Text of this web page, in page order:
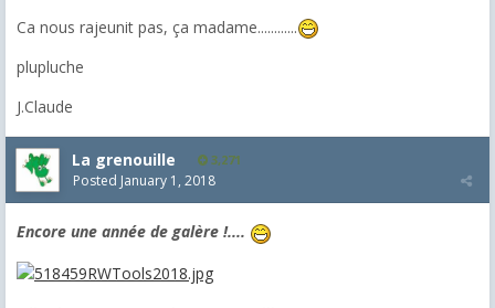
Ca nous rajeunit pas, ça madame............
plupluche
J.Claude
La grenouille 3,271
Posted January 1, 2018
Encore une année de galère !....